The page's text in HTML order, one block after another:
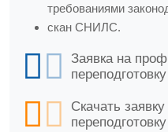
требованиями
скан СНИЛС.
Заявка на
переподготовку
Скачать
переподготовку